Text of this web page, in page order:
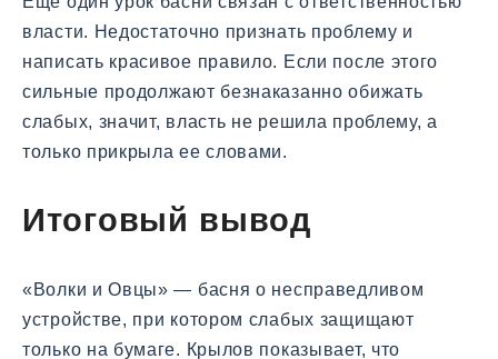
власти. Недостаточно признать проблему и
написать красивое правило. Если после этого
сильные продолжают безнаказанно обижать
слабых, значит, власть не решила проблему, а
только прикрыла ее словами.
Итоговый вывод
«Волки и Овцы» — басня о несправедливом
устройстве, при котором слабых защищают
только на бумаге. Крылов показывает, что